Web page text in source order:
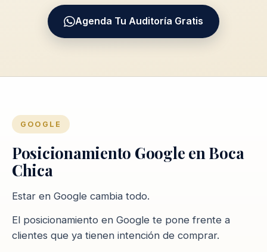
Agenda Tu Auditoría Gratis
GOOGLE
Posicionamiento Google en Boca
Chica
Estar en Google cambia todo.
El posicionamiento en Google te pone frente a
clientes que ya tienen intención de comprar.